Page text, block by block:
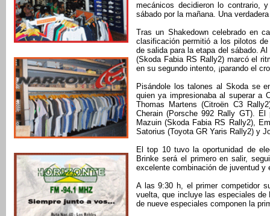
mecánicos decidieron lo contrario,
sábado por la mañana. Una
Tras un Shakedown celebrado en
clasificación permitió a los pilotos
de salida para la etapa del sábado.
(Skoda Fabia RS Rally2) marcó el
en su segundo intento, ¡parando el
Pisándole los talones al Skoda se
quien ya impresionaba al superar a
Thomas Martens (Citroën C3
Cherain (Porsche 992 Rally GT).
Mazuin (Skoda Fabia RS Rally2),
Satorius (Toyota GR Yaris Rally2) y
El top 10 tuvo la oportunidad de
Brinke será el primero en salir,
excelente combinación de juventud y
A las 9:30 h, el primer competidor
vuelta, que incluye las especiales de
de nueve especiales componen la